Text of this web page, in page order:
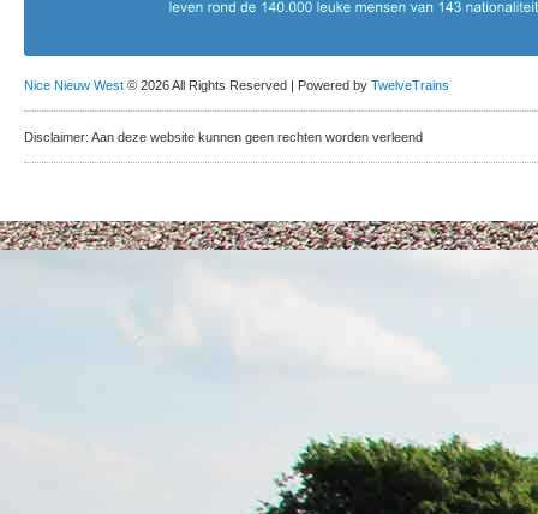
Nice Nieuw West © 2026 All Rights Reserved | Powered by TwelveTrains
Disclaimer: Aan deze website kunnen geen rechten worden verleend